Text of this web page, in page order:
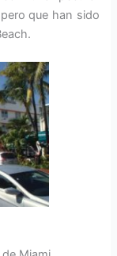
que han sido